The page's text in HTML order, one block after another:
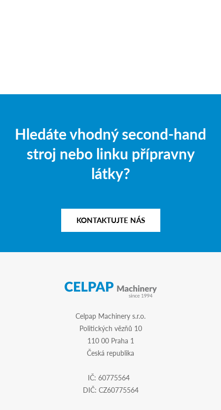
Hledáte vhodný second-hand
stroj nebo linku přípravny
látky?
KONTAKTUJTE NÁS
Celpap Machinery s.r.o.
Politických vězňů 10
110 00 Praha 1
Česká republika
IČ: 60775564
DIČ: CZ60775564